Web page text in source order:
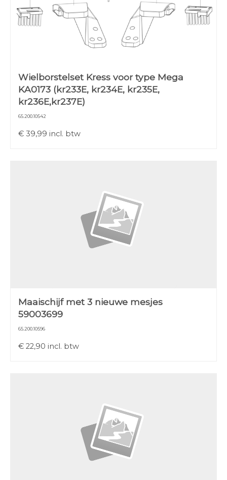
Wielborstelset Kress voor type Mega
KA0173 (kr233E, kr234E, kr235E,
kr236E,kr237E)
65.200.10542
€ 39,99 incl. btw
Maaischijf met 3 nieuwe mesjes
59003699
65.200.10596
€ 22,90 incl. btw